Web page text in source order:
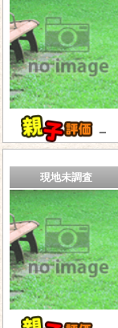
－
現地未調査